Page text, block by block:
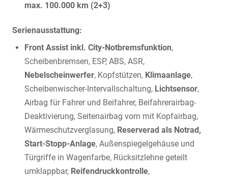
max. 100.000 km (2+3)
Serienausstattung:
Front Assist inkl. City-Notbremsfunktion,
Scheibenbremsen, ESP, ABS, ASR,
Nebelscheinwerfer, Kopfstützen, Klimaanlage,
Scheibenwischer-Intervallschaltung, Lichtsensor,
Airbag für Fahrer und Beifahrer, Beifahrerairbag-
Deaktivierung, Seitenairbag vorn mit Kopfairbag,
Wärmeschutzverglasung, Reserverad als Notrad,
Start-Stopp-Anlage, Außenspiegelgehäuse und
Türgriffe in Wagenfarbe, Rücksitzlehne geteilt
umklappbar, Reifendruckkontrolle,